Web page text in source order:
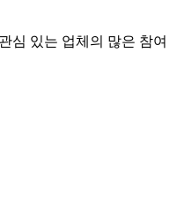
심 있는 업체의 많은 참여